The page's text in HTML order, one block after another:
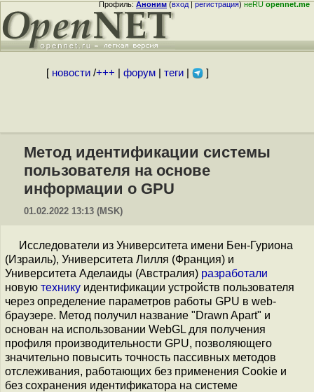
Профиль:Аноним(вход|регистрация)неRUopennet.me
[ новости/+++ форум| теги| ]
Метод идентификации системы
пользователя на основе
информации о GPU
01.02.2022 13:13 (MSK)
Исследователи из Университета имени Бен-Гуриона
(Израиль), Университета Лилля (Франция) и
Университета Аделаиды (Австралия) разработали
новую технику идентификации устройств пользователя
через определение параметров работы GPU в web-
браузере. Метод получил название "Drawn Apart" и
основан на использовании WebGL для получения
профиля производительности GPU, позволяющего
значительно повысить точность пассивных методов
отслеживания, работающих без применения Cookie и
без сохранения идентификатора на системе